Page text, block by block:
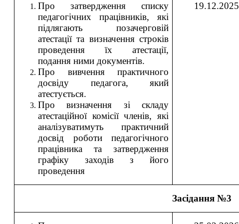
Про затвердження списку
педагогічних працівників, які
підлягають позачерговій
атестації та визначення строків
проведення їх атестації,
подання ними документів.
Про вивчення практичного
досвіду педагога, який
атестується.
Про визначення зі складу
атестаційної комісії членів, які
аналізуватимуть практичний
досвід роботи педагогічного
працівника та затвердження
графіку заходів з його
проведення
19.12.2025
Засідання №3